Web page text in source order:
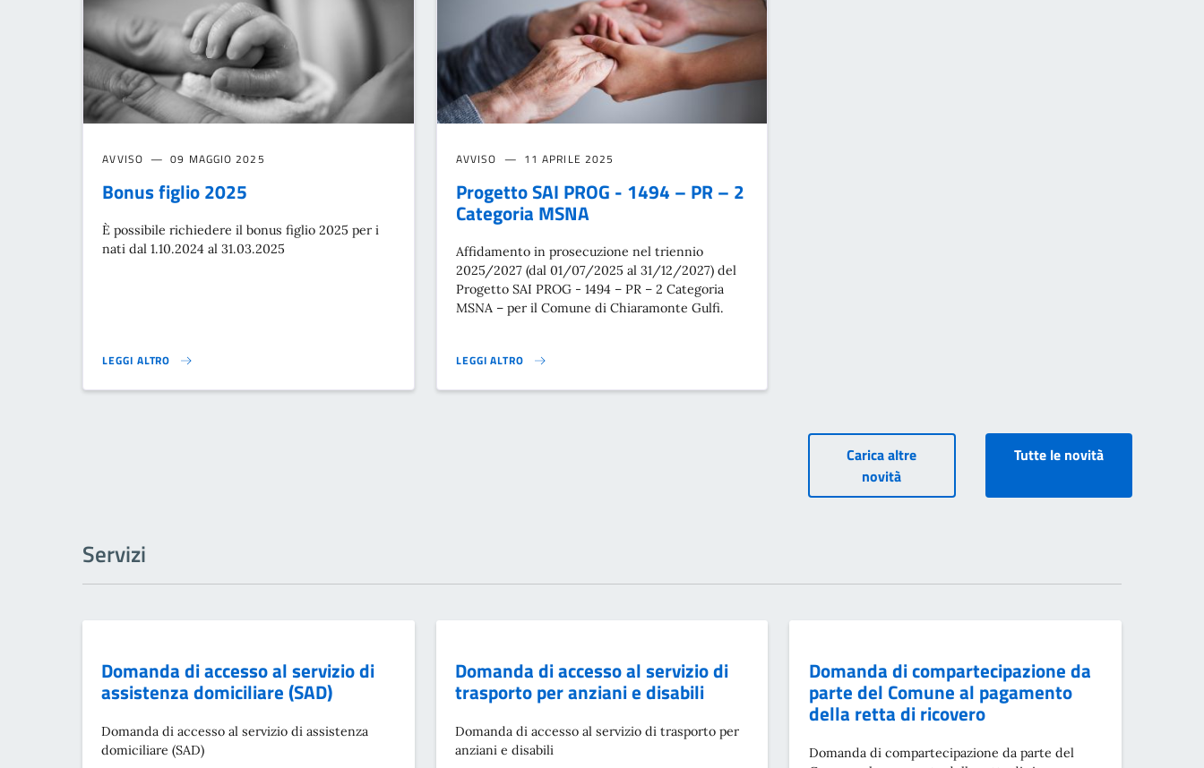
AVVISO 09 MAGGIO 2025
Bonus figlio 2025
È possibile richiedere il bonus figlio 2025 per i
nati dal 1.10.2024 al 31.03.2025
LEGGI ALTRO
BONUS FIGLIO 2025}
AVVISO 11 APRILE 2025
Progetto SAI PROG - 1494 – PR – 2
Categoria MSNA
Affidamento in prosecuzione nel triennio
2025/2027 (dal 01/07/2025 al 31/12/2027) del
Progetto SAI PROG - 1494 – PR – 2 Categoria
MSNA – per il Comune di Chiaramonte Gulfi.
LEGGI ALTRO
PROGETTO SAI PROG - 1494 – PR – 2 CATEGORIA MSNA}
Carica altre
novità
Tutte le novità
Servizi
Domanda di accesso al servizio di
assistenza domiciliare (SAD)
Domanda di accesso al servizio di assistenza
domiciliare (SAD)
Domanda di accesso al servizio di
trasporto per anziani e disabili
Domanda di accesso al servizio di trasporto per
anziani e disabili
Domanda di compartecipazione da
parte del Comune al pagamento
della retta di ricovero
Domanda di compartecipazione da parte del